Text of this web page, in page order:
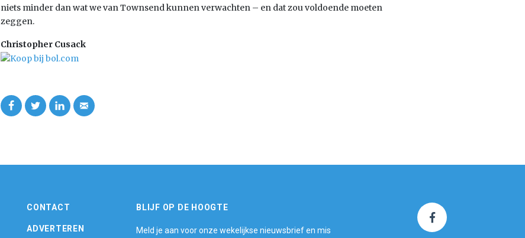
niets minder dan wat we van Townsend kunnen verwachten – en dat zou voldoende moeten
zeggen.
Christopher Cusack
CONTACT
ADVERTEREN
BLIJF OP DE HOOGTE
Meld je aan voor onze wekelijkse nieuwsbrief en mis